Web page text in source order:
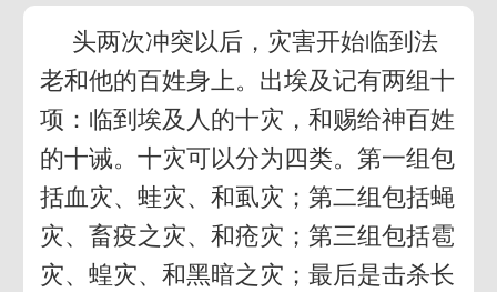
头两次冲突以后，灾害开始临到法
老和他的百姓身上。出埃及记有两组十
项：临到埃及人的十灾，和赐给神百姓
的十诫。十灾可以分为四类。第一组包
括血灾、蛙灾、和虱灾；第二组包括蝇
灾、畜疫之灾、和疮灾；第三组包括雹
灾、蝗灾、和黑暗之灾；最后是击杀长